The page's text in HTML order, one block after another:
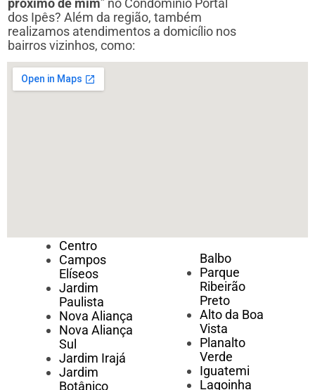
dos Ipês? Além da região, também
realizamos atendimentos a domicílio nos
bairros vizinhos, como:
Centro
Campos
Elíseos
Jardim
Paulista
Nova Aliança
Nova Aliança
Sul
Jardim Irajá
Jardim
Botânico
Balbo
Parque
Ribeirão
Preto
Alto da Boa
Vista
Planalto
Verde
Iguatemi
Lagoinha